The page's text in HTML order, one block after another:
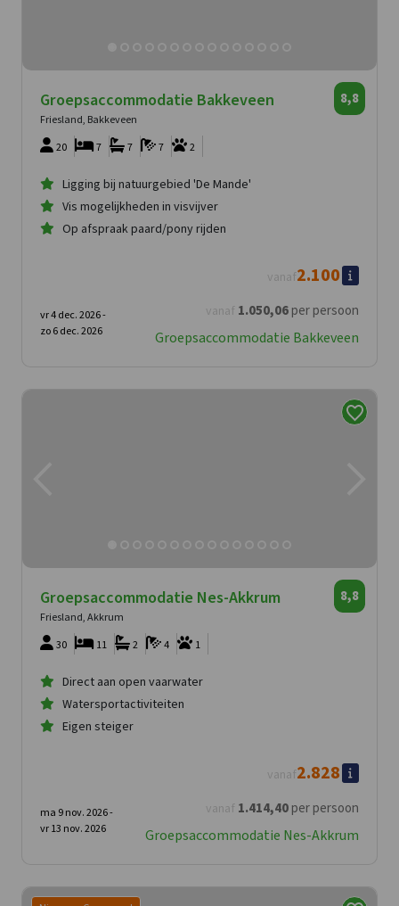
Groepsaccommodatie Bakkeveen
Friesland, Bakkeveen
8,8
20 2
7
7
7
Ligging bij natuurgebied 'De Mande'
Vis mogelijkheden in visvijver
Op afspraak paard/pony rijden
vanaf 1.050,06per persoon
vanaf2.100
vr 4 dec. 2026 -
zo 6 dec. 2026
Groepsaccommodatie Bakkeveen
Groepsaccommodatie Nes-Akkrum
Friesland, Akkrum
8,8
30 1
4
2
11
Direct aan open vaarwater
Watersportactiviteiten
Eigen steiger
vanaf 1.414,40per persoon
vanaf2.828
ma 9 nov. 2026 -
vr 13 nov. 2026
Groepsaccommodatie Nes-Akkrum